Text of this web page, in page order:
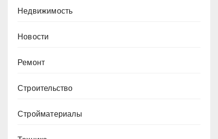
Недвижимость
Новости
Ремонт
Строительство
Стройматериалы